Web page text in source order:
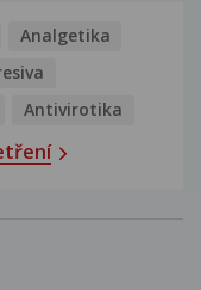
Analgetika
Antivirotika